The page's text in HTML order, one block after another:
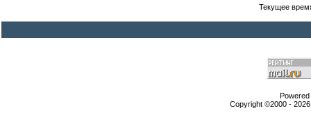
Текущее
Copyright ©2000 -